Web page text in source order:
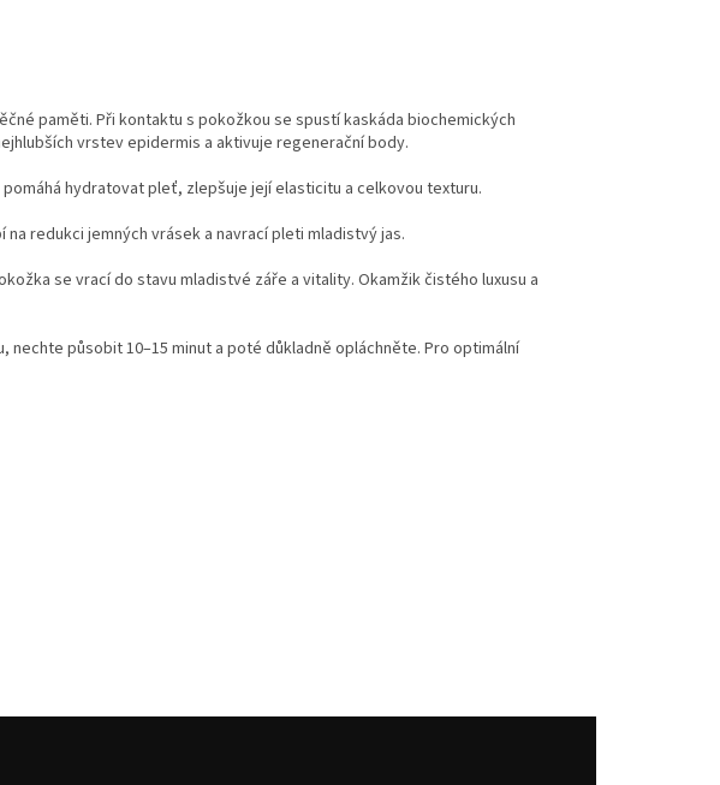
paměti. Při kontaktu s pokožkou se spustí kaskáda biochemických
vrstev epidermis a aktivuje regenerační body.
hydratovat pleť, zlepšuje její elasticitu a celkovou texturu.
na redukci jemných vrásek a navrací pleti mladistvý jas.
se vrací do stavu mladistvé záře a vitality. Okamžik čistého luxusu a
nechte působit 10–15 minut a poté důkladně opláchněte. Pro optimální